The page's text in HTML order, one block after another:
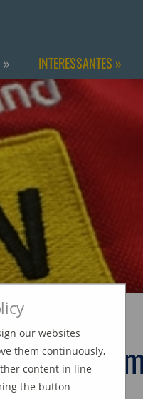
» INTERESSANTES »
wir
our websites
them continuously,
content in line
the button